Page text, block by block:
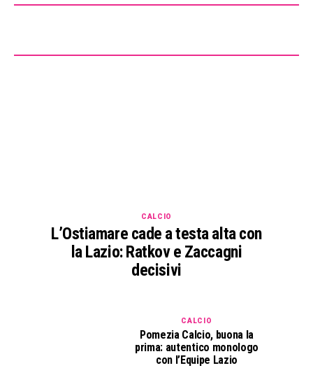
CALCIO
L’Ostiamare cade a testa alta con
la Lazio: Ratkov e Zaccagni
decisivi
CALCIO
Pomezia Calcio, buona la
prima: autentico monologo
con l’Equipe Lazio